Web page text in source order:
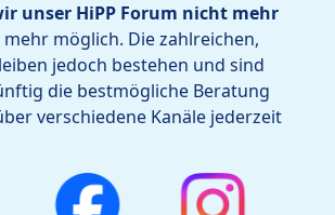
unser HiPP Forum nicht mehr
möglich. Die zahlreichen,
jedoch bestehen und sind
die bestmögliche Beratung
verschiedene Kanäle jederzeit